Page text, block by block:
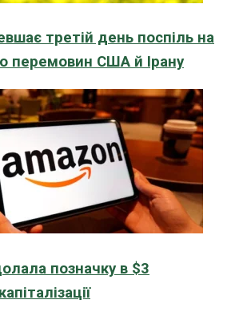
третій день поспіль на
перемовин США й Ірану
позначку в $3